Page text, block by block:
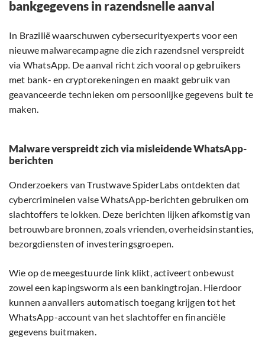
bankgegevens in razendsnelle aanval
In Brazilië waarschuwen cybersecurityexperts voor een
nieuwe malwarecampagne die zich razendsnel verspreidt
via WhatsApp. De aanval richt zich vooral op gebruikers
met bank- en cryptorekeningen en maakt gebruik van
geavanceerde technieken om persoonlijke gegevens buit te
maken.
Malware verspreidt zich via misleidende WhatsApp-
berichten
Onderzoekers van Trustwave SpiderLabs ontdekten dat
cybercriminelen valse WhatsApp-berichten gebruiken om
slachtoffers te lokken. Deze berichten lijken afkomstig van
betrouwbare bronnen, zoals vrienden, overheidsinstanties,
bezorgdiensten of investeringsgroepen.
Wie op de meegestuurde link klikt, activeert onbewust
zowel een kapingsworm als een bankingtrojan. Hierdoor
kunnen aanvallers automatisch toegang krijgen tot het
WhatsApp-account van het slachtoffer en financiële
gegevens buitmaken.